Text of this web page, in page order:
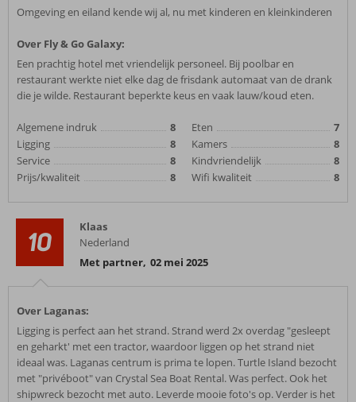
Omgeving en eiland kende wij al, nu met kinderen en kleinkinderen
Over Fly & Go Galaxy:
Een prachtig hotel met vriendelijk personeel. Bij poolbar en
restaurant werkte niet elke dag de frisdank automaat van de drank
die je wilde. Restaurant beperkte keus en vaak lauw/koud eten.
Algemene indruk
8
Ligging
8
Service
8
Prijs/kwaliteit
8
Eten
7
Kamers
8
Kindvriendelijk
8
Wifi kwaliteit
8
10
Klaas
Nederland
Met partner, 02 mei 2025
Over Laganas:
Ligging is perfect aan het strand. Strand werd 2x overdag "gesleept
en geharkt' met een tractor, waardoor liggen op het strand niet
ideaal was. Laganas centrum is prima te lopen. Turtle Island bezocht
met "privéboot" van Crystal Sea Boat Rental. Was perfect. Ook het
shipwreck bezocht met auto. Leverde mooie foto's op. Verder is het